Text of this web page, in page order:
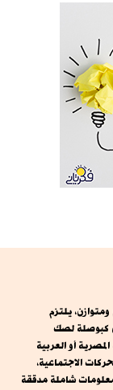
يلتزم
كبوصلة لصك
أو العربية
الاجتماعية،
شاملة مدققة